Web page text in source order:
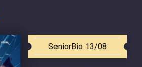
SeniorBio 13/08